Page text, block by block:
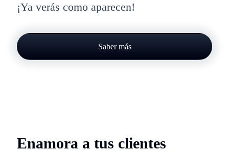
¡Ya verás como aparecen!
Saber más
Enamora a tus clientes